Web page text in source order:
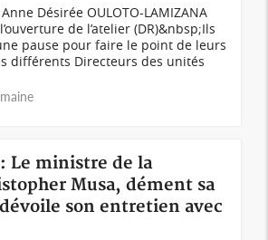
Désirée OULOTO-LAMIZANA
de l’atelier (DR)&nbsp;Ils
pause pour faire le point de leurs
différents Directeurs des unités
Le ministre de la
Musa, dément sa
son entretien avec